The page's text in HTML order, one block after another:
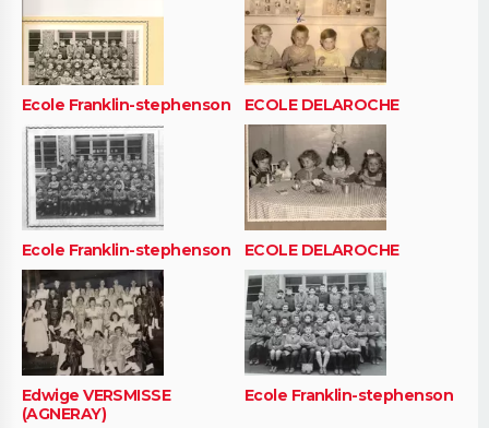
Ecole Franklin-stephenson ECOLE DELAROCHE
Ecole Franklin-stephenson ECOLE DELAROCHE
Edwige VERSMISSE
(AGNERAY)
Ecole Franklin-stephenson